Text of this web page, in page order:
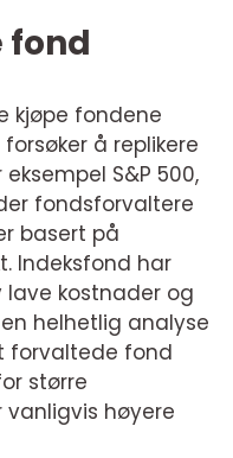
fond
kjøpe fondene
å replikere
S&P 500,
fondsforvaltere
basert på
Indeksfond har
kostnader og
helhetlig analyse
forvaltede fond
større
høyere